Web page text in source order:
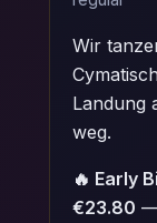
Wir
Landung
weg.
🔥 Early
€23.80 —